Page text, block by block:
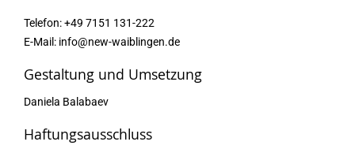
Telefon: +49 7151 131-222
E-Mail: info@new-waiblingen.de
Gestaltung und Umsetzung
Daniela Balabaev
Haftungsausschluss